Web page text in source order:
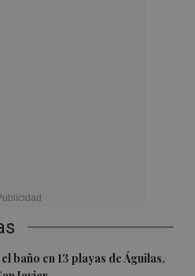
baño en 13 playas de Águilas,